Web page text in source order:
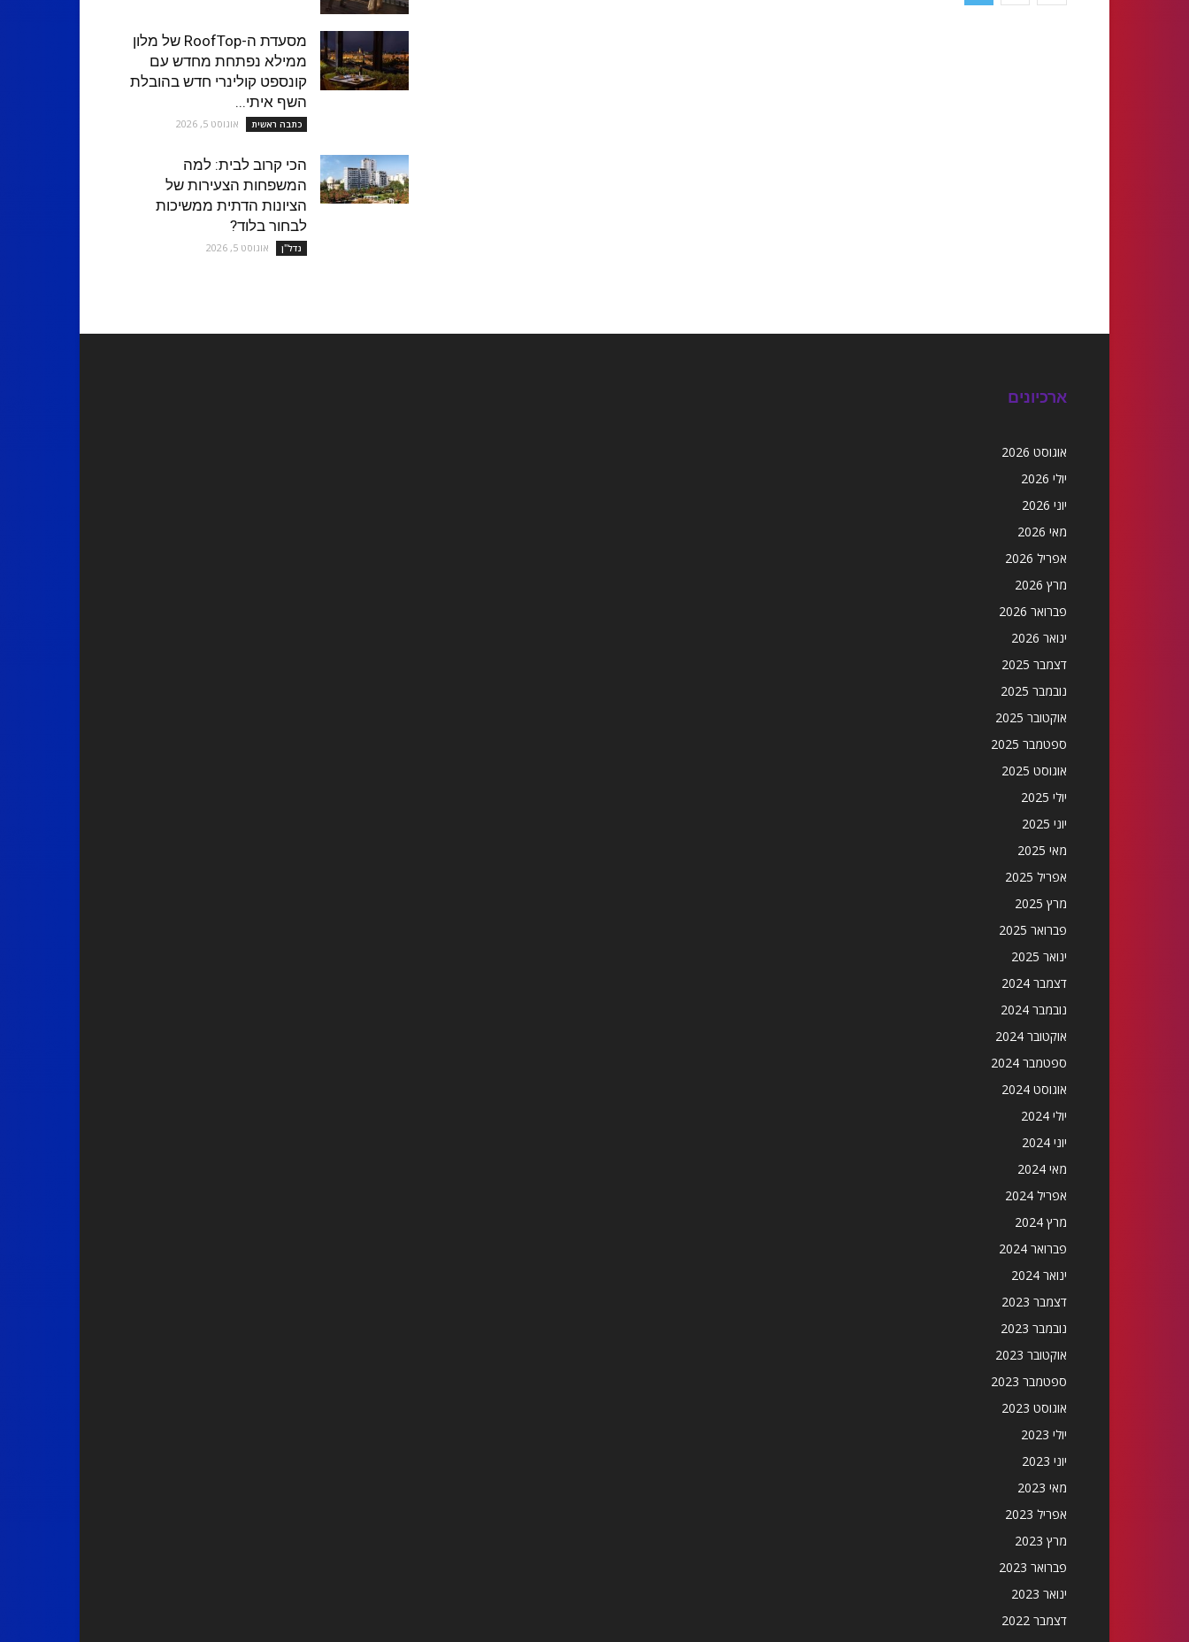
מסעדת ה-RoofTop של מלון
ממילא נפתחת מחדש עם
קונספט קולינרי חדש בהובלת
השף איתי...
כתבה ראשית אוגוסט 5, 2026
הכי קרוב לבית: למה
המשפחות הצעירות של
הציונות הדתית ממשיכות
לבחור בלוד?
נדל''ן אוגוסט 5, 2026
ארכיונים
אוגוסט 2026
יולי 2026
יוני 2026
מאי 2026
אפריל 2026
מרץ 2026
פברואר 2026
ינואר 2026
דצמבר 2025
נובמבר 2025
אוקטובר 2025
ספטמבר 2025
אוגוסט 2025
יולי 2025
יוני 2025
מאי 2025
אפריל 2025
מרץ 2025
פברואר 2025
ינואר 2025
דצמבר 2024
נובמבר 2024
אוקטובר 2024
ספטמבר 2024
אוגוסט 2024
יולי 2024
יוני 2024
מאי 2024
אפריל 2024
מרץ 2024
פברואר 2024
ינואר 2024
דצמבר 2023
נובמבר 2023
אוקטובר 2023
ספטמבר 2023
אוגוסט 2023
יולי 2023
יוני 2023
מאי 2023
אפריל 2023
מרץ 2023
פברואר 2023
ינואר 2023
דצמבר 2022